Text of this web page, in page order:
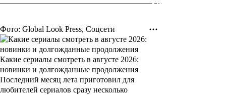
Фото: Global Look Press, Соцсети
Какие сериалы смотреть в августе 2026:
новинки и долгожданные продолжения
Последний месяц лета приготовил для
любителей сериалов сразу несколько